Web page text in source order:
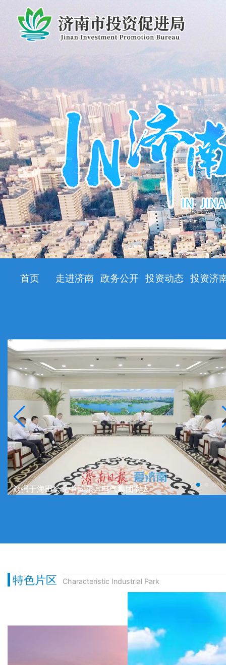
首页 走进济南 政务公开 投资动态 投资济
刘强于海田会见中国东方电气集团客人
特色片区 Characteristic Industrial Park